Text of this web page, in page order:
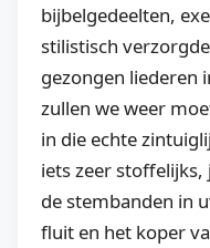
bijbelgedeelten,
stilistisch
gezongen liederen
zullen we weer
in die echte
iets zeer stoffelijks,
de stembanden in
fluit en het koper